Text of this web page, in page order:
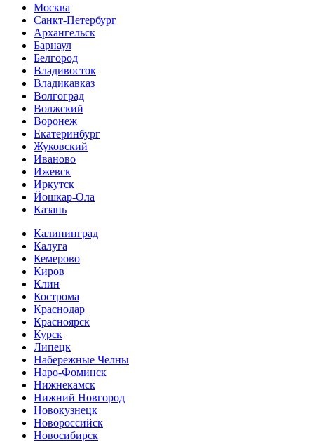
Москва
Санкт-Петербург
Архангельск
Барнаул
Белгород
Владивосток
Владикавказ
Волгоград
Волжский
Воронеж
Екатеринбург
Жуковский
Иваново
Ижевск
Иркутск
Йошкар-Ола
Казань
Калининград
Калуга
Кемерово
Киров
Клин
Кострома
Краснодар
Красноярск
Курск
Липецк
Набережные Челны
Наро-Фоминск
Нижнекамск
Нижний Новгород
Новокузнецк
Новороссийск
Новосибирск